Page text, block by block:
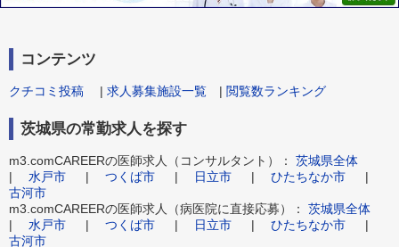
コンテンツ
クチコミ投稿 | 求人募集施設一覧 | 閲覧数ランキング
茨城県の常勤求人を探す
m3.comCAREERの医師求人（コンサルタント）： 茨城県全体
| 水戸市 | つくば市 | 日立市 | ひたちなか市 |
古河市
m3.comCAREERの医師求人（病医院に直接応募）： 茨城県全体
| 水戸市 | つくば市 | 日立市 | ひたちなか市 |
古河市